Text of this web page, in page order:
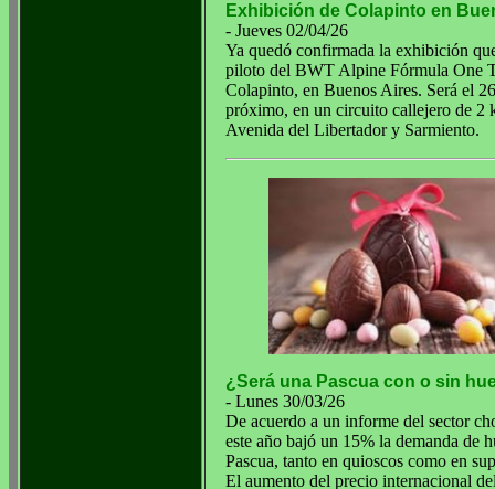
Exhibición de Colapinto en
- Jueves 02/04/26
Ya quedó confirmada la exhibición
piloto del BWT Alpine Fórmula One
Colapinto, en Buenos Aires. Será el
próximo, en un circuito callejero de 2
Avenida del Libertador y Sarmiento.
¿Será una Pascua con o sin
- Lunes 30/03/26
De acuerdo a un informe del sector
este año bajó un 15% la demanda de
Pascua, tanto en quioscos como en
El aumento del precio internacional